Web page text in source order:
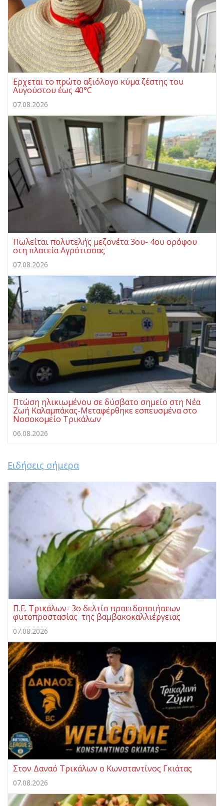
Ερχεται το πρώτο αξιόλογο κύμα ζέστης του
Αυγούστου έως 40°C
07.08.2026
Πωλείται πολυτελής μεζονέτα 3ου- 4ου ορόφου
στη πλατεία Αγρότισσας
07.08.2026
Πτώση ηλικιωμένου σε δύσβατο σημείο στη Νέα
Ζωή Καλαμπάκας-Μεταφέρθηκε εσπευσμένα στο
Νοσοκομείο Τρικάλων
06.08.2026
Ειδήσεις σήμερα
Π.Ε. Τρικάλων- 3ο δελτίο προειδοποιήσεων
φυτοπροστασίας της βαμβακοκαλλιέργειας
07.08.2026
Στον Δαναό Τρικάλων ο Κωνσταντίνος Γκιάτας
07.08.2026